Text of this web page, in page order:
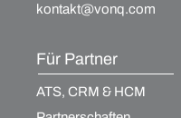
kontakt@vonq.com
Für Partner
ATS, CRM & HCM